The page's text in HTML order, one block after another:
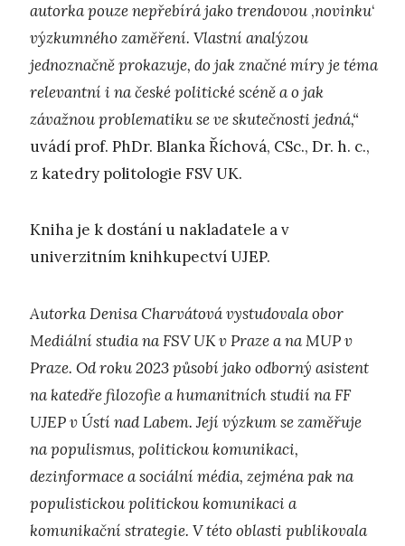
autorka pouze nepřebírá jako trendovou ‚novinku‘
výzkumného zaměření. Vlastní analýzou
jednoznačně prokazuje, do jak značné míry je téma
relevantní i na české politické scéně a o jak
závažnou problematiku se ve skutečnosti jedná,“
uvádí prof. PhDr. Blanka Říchová, CSc., Dr. h. c.,
z katedry politologie FSV UK.
Kniha je k dostání u nakladatele a v
univerzitním knihkupectví UJEP.
Autorka Denisa Charvátová vystudovala obor
Mediální studia na FSV UK v Praze a na MUP v
Praze. Od roku 2023 působí jako odborný asistent
na katedře filozofie a humanitních studií na FF
UJEP v Ústí nad Labem. Její výzkum se zaměřuje
na populismus, politickou komunikaci,
dezinformace a sociální média, zejména pak na
populistickou politickou komunikaci a
komunikační strategie. V této oblasti publikovala